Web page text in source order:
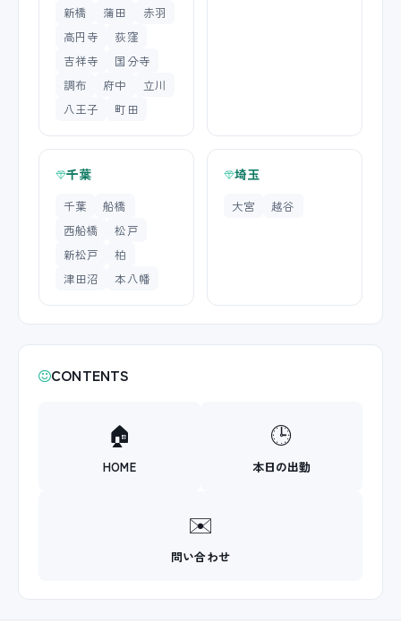
新橋
蒲田
赤羽
高円寺
荻窪
吉祥寺
国分寺
調布
府中
立川
八王子
町田
千葉
千葉
船橋
西船橋
松戸
新松戸
柏
津田沼
本八幡
埼玉
大宮 越谷
CONTENTS
🏠
HOME
🕒
本日の出勤
✉️
問い合わせ